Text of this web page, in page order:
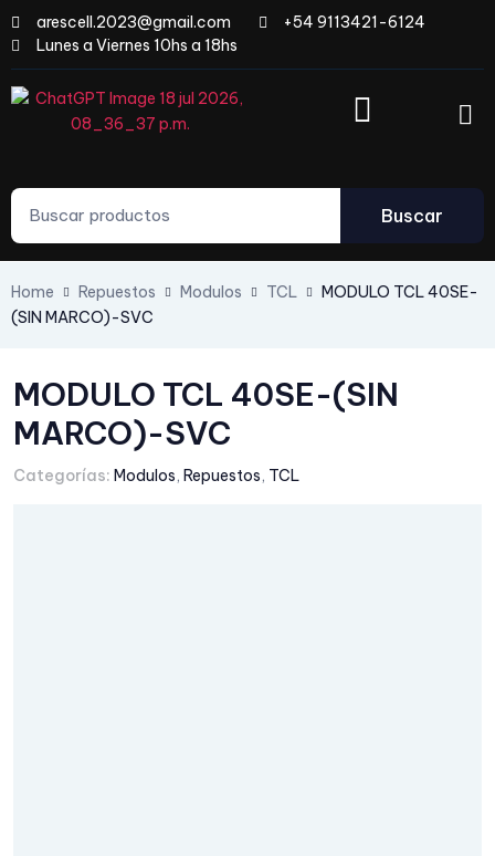
arescell.2023@gmail.com
+54 9113421-6124
Lunes a Viernes 10hs a 18hs
Buscar
Home Repuestos Modulos TCL
MODULO TCL 40SE-
(SIN MARCO)-SVC
MODULO TCL 40SE-(SIN
MARCO)-SVC
Categorías: Modulos, Repuestos, TCL